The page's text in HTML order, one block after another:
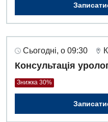
Педіатричне відділення
Пульмонологія
Ревматологія
Судинна хірургія
Сьогодні, о 09:30
Консультація
Знижка 30%